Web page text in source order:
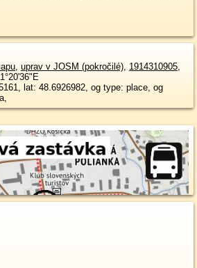
, uprav v JOSM (pokročilé), 1914310905,
lat: 48.6926982, og type: place, og